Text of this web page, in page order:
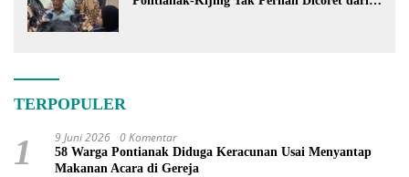
TERPOPULER
1 9 Juni 2026 0 Komentar
58 Warga Pontianak Diduga Keracunan Usai Menyantap
Makanan Acara di Gereja